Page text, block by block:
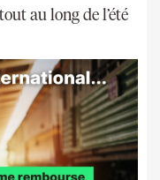
au long de l’été